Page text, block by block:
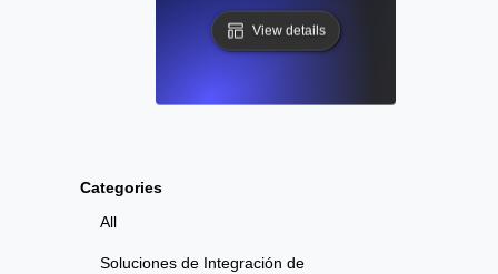
Categories
All
Soluciones de Integración de
View details